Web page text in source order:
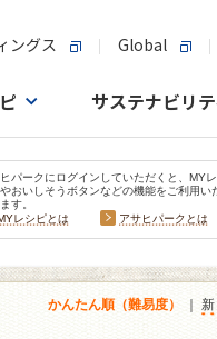
ングス Global
サステナビリテ
パークにログインしていただくと、MYレ
おいしそうボタンなどの機能をご利用い
す。
レシピとは
アサヒパークとは
かんたん順（難易度）